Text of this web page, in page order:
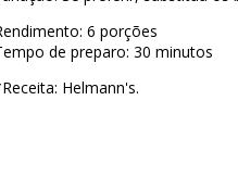
6 porções
de preparo: 30 minutos
Helmann's.